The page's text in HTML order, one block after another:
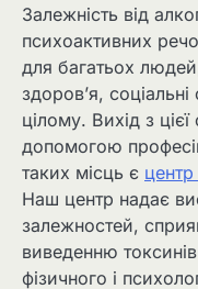
Залежність від
психоактивних
для багатьох
здоров’я,
цілому. Вихід з
допомогою
таких місць є
Наш центр надає
залежностей,
виведенню
фізичного і